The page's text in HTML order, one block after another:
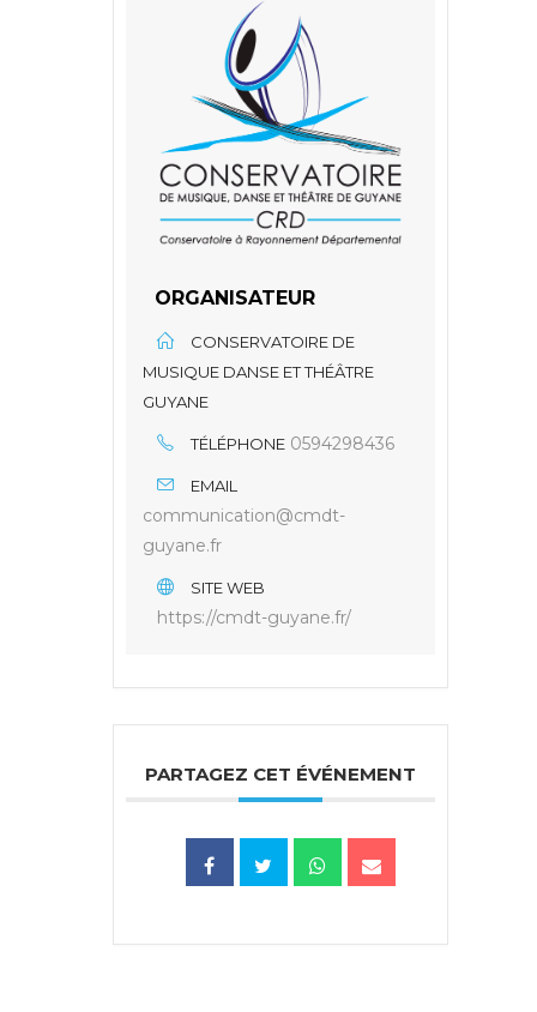
ORGANISATEUR
CONSERVATOIRE DE
MUSIQUE DANSE ET THÉÂTRE
GUYANE
TÉLÉPHONE 0594298436
EMAIL
communication@cmdt-
guyane.fr
SITE WEB
https://cmdt-guyane.fr/
PARTAGEZ CET ÉVÉNEMENT